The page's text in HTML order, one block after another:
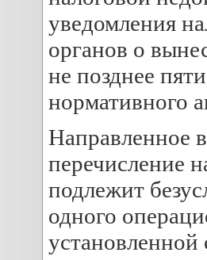
уведомления
органов о
не позднее
нормативного
Направленное
перечисление
подлежит
одного